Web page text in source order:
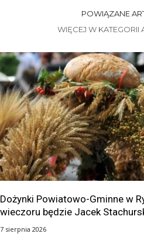
POWIĄZANE
WIĘCEJ W KATEGORII
Dożynki Powiatowo-Gminne w
wieczoru będzie Jacek
7 sierpnia 2026